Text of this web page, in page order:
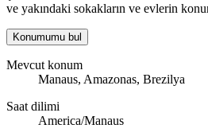
ve yakındaki sokakların ve evlerin
Konumumu bul
Mevcut konum
Manaus, Amazonas, Brezilya
Saat dilimi
America/Manaus